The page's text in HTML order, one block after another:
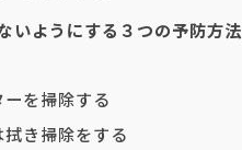
いようにする３つの予防方法
を掃除する
き掃除をする